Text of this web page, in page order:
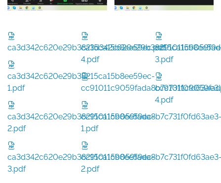
ca3d342c620e29b38215ca15b8ee59ec.pdf
ca3d342c620e29b38215ca15b8ee59ec-
1.pdf
ca3d342c620e29b38215ca15b8ee59ec-
2.pdf
ca3d342c620e29b38215ca15b8ee59ec-
3.pdf
4.pdf
1.pdf
2.pdf
3.pdf
4.pdf